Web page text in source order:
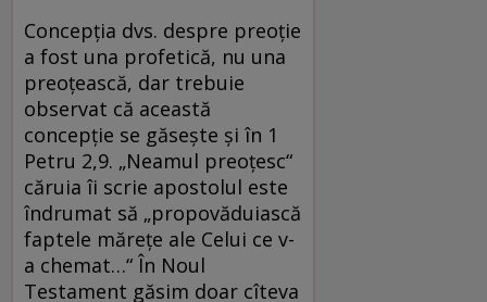
Concepția dvs. despre preoție
a fost una profetică, nu una
preoțească, dar trebuie
observat că această
concepție se găsește și în 1
Petru 2,9. „Neamul preoțesc“
căruia îi scrie apostolul este
îndrumat să „propovăduiască
faptele mărețe ale Celui ce v-
a chemat…“ În Noul
Testament găsim doar cîteva